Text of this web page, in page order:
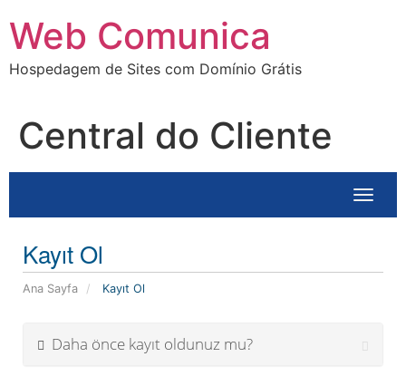
para
conteúdo
Web Comunica
Hospedagem de Sites com Domínio Grátis
Central do Cliente
Kayıt Ol
Ana Sayfa Kayıt Ol
Daha önce kayıt oldunuz mu?